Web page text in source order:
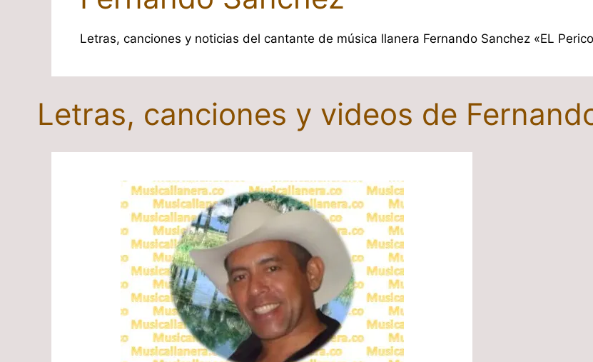
Letras, canciones y noticias del cantante de música llanera Fernando Sanchez «EL
Letras, canciones y videos de